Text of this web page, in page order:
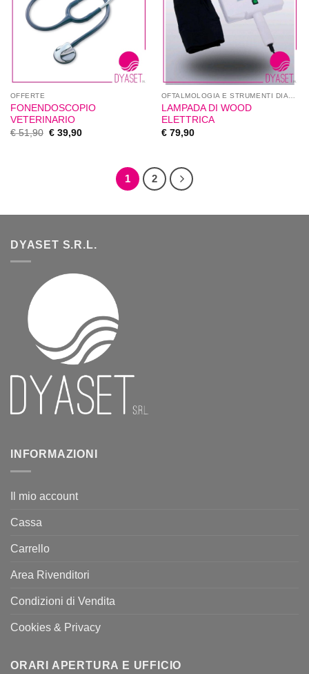
OFFERTE
FONENDOSCOPIO
VETERINARIO
€51,90 €39,90
OFTALMOLOGIA E STRUMENTI DIAGNOSTICI
LAMPADA DI WOOD
ELETTRICA
€79,90
1 2
DYASET S.R.L.
INFORMAZIONI
Il mio account
Cassa
Carrello
Area Rivenditori
Condizioni di Vendita
Cookies & Privacy
ORARI APERTURA E UFFICIO